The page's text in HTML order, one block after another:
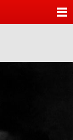
YAZARLAR